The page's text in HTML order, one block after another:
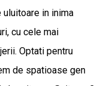
in inima
cu cele mai
Optati pentru
de spatioase gen